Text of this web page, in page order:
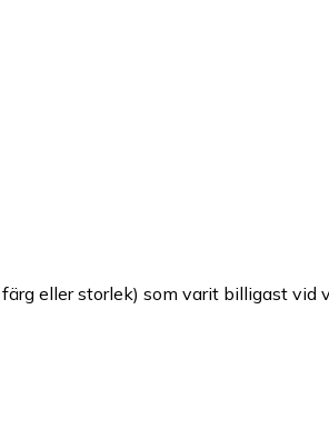
eller storlek) som varit billigast vid